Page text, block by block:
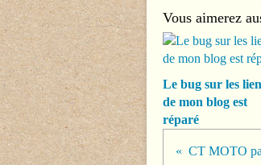
Vous aimerez
Le bug sur les
de mon blog est
réparé
CT MOTO